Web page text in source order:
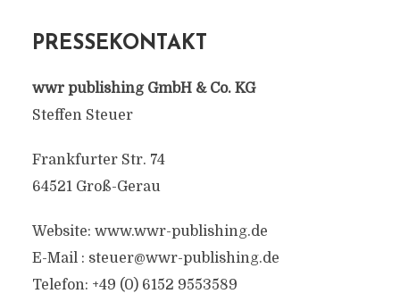
PRESSEKONTAKT
wwr publishing GmbH & Co. KG
Steffen Steuer
Frankfurter Str. 74
64521 Groß-Gerau
Website: www.wwr-publishing.de
E-Mail : steuer@wwr-publishing.de
Telefon: +49 (0) 6152 9553589